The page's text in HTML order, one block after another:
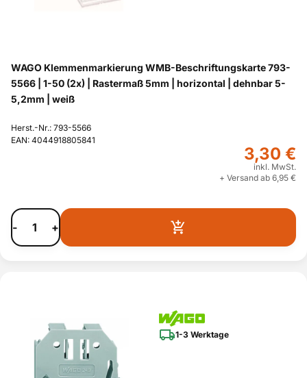
WAGO Klemmenmarkierung WMB-Beschriftungskarte 793-
5566 | 1-50 (2x) | Rastermaß 5mm | horizontal | dehnbar 5-
5,2mm | weiß
Herst.-Nr.: 793-5566
EAN: 4044918805841
3,30 €
inkl. MwSt.
+ Versand ab 6,95 €
- +
1-3 Werktage